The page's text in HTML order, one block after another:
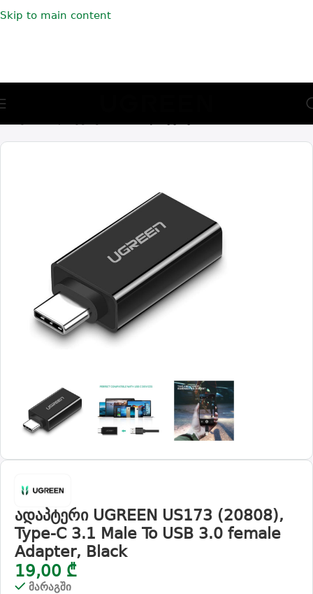
Skip to main content
ადაპტერი UGREEN US173 (20808),
Type-C 3.1 Male To USB 3.0 female
Adapter, Black
19,00 ₾
მარაგში